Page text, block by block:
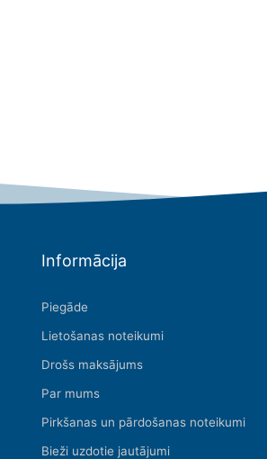
Informācija
Piegāde
Lietošanas noteikumi
Drošs maksājums
Par mums
Pirkšanas un pārdošanas noteikumi
Bieži uzdotie jautājumi